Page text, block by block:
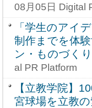
08月05日 Digital
「学生のアイ
制作までを体
ン・ものづく
al PR Platform
【立教学院】
宮球場を立教